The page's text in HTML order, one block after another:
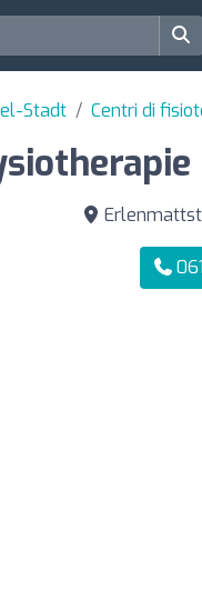
Stadt Centri di